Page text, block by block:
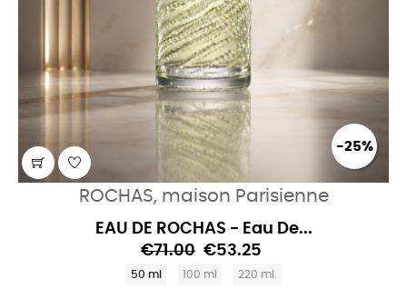
-25%
ROCHAS, maison Parisienne
EAU DE ROCHAS - Eau De...
€71.00 €53.25
50 ml 100 ml 220 ml.